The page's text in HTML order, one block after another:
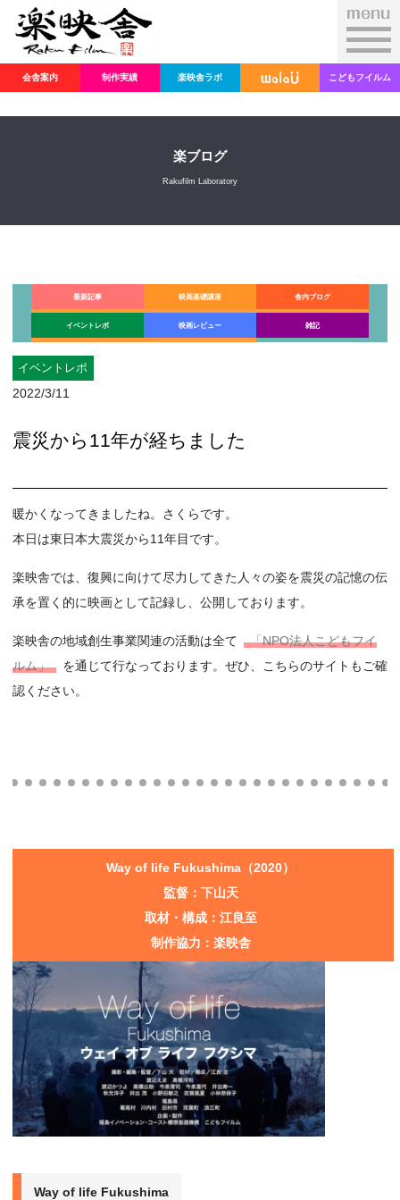
会舎案内 制作実績 楽映舎ラボ こどもフイルム
楽ブログ
Rakufilm Laboratory
最新記事 映画基礎講座 舎内ブログ
イベントレポ 映画レビュー 雑記
イベントレポ
2022/3/11
震災から11年が経ちました
暖かくなってきましたね。さくらです。
本日は東日本大震災から11年目です。
楽映舎では、復興に向けて尽力してきた人々の姿を震災の記憶の伝
承を置く的に映画として記録し、公開しております。
楽映舎の地域創生事業関連の活動は全て
「NPO法人こどもフイ
ルム」
を通じて行なっております。ぜひ、こちらのサイトもご確
認ください。
Way of life Fukushima（2020）
監督：下山天
取材・構成：江良至
制作協力：楽映舎
Way of life Fukushima